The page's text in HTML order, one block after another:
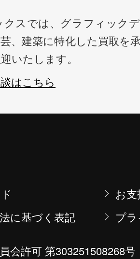
クスでは、グラフィック
芸、建築に特化した買取を
いたします。
はこちら
お
に基づく表記
プ
会許可 第303251508268号